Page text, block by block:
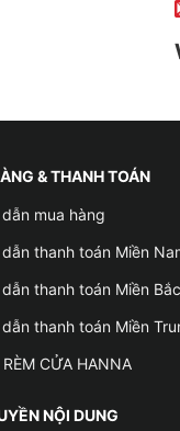
& THANH TOÁN
mua hàng
thanh toán Miền
thanh toán Miền Bắc
thanh toán Miền
CỬA HANNA
NỘI DUNG